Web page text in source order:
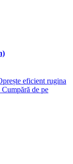
eficient rugina
de pe